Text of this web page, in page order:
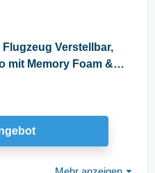
Verstellbar,
mit Memory Foam &